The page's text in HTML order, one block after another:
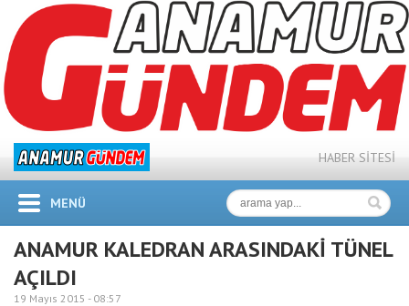
HABER SİTESİ
MENÜ
ANAMUR KALEDRAN ARASINDAKİ TÜNEL
AÇILDI
19 Mayıs 2015 - 08:57